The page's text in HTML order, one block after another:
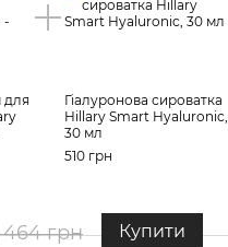
для
Гіалуронова сироватка
Hillary Smart Hyaluronic,
30 мл
510 грн
464 грн
Купити